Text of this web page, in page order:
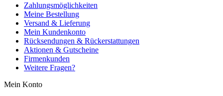
Zahlungsmöglichkeiten
Meine Bestellung
Versand & Lieferung
Mein Kundenkonto
Rücksendungen & Rückerstattungen
Aktionen & Gutscheine
Firmenkunden
Weitere Fragen?
Mein Konto